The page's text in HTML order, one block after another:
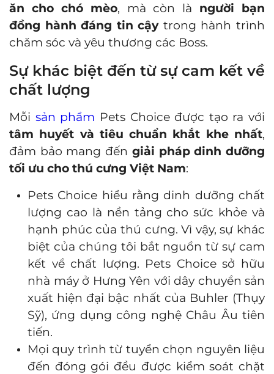
ăn cho chó mèo, mà còn là người bạn
đồng hành đáng tin cậytrong hành trình
chăm sóc và yêu thương các Boss.
Sự khác biệt đến từ sự cam kết về
chất lượng
Mỗi sản phẩm Pets Choice được tạo ra với
tâm huyết và tiêu chuẩn khắt khe nhất,
đảm bảo mang đến giải pháp dinh dưỡng
tối ưu cho thú cưng Việt Nam:
Pets Choice hiểu rằng dinh dưỡng chất
lượng cao là nền tảng cho sức khỏe và
hạnh phúc của thú cưng. Vì vậy, sự khác
biệt của chúng tôi bắt nguồn từ sự cam
kết về chất lượng. Pets Choice sở hữu
nhà máy ở Hưng Yên với dây chuyền sản
xuất hiện đại bậc nhất của Buhler (Thụy
Sỹ), ứng dụng công nghệ Châu Âu tiên
tiến.
Mọi quy trình từ tuyển chọn nguyên liệu
đến đóng gói đều được kiểm soát chặt